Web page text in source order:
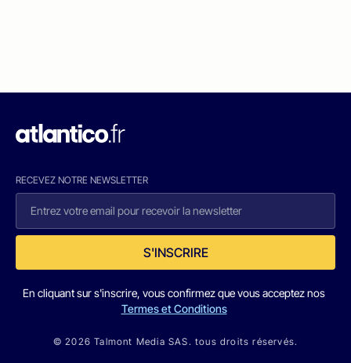
RECEVEZ NOTRE NEWSLETTER
S'INSCRIRE
En cliquant sur s'inscrire, vous confirmez que vous acceptez nos
Termes et Conditions
© 2026 Talmont Media SAS. tous droits réservés.